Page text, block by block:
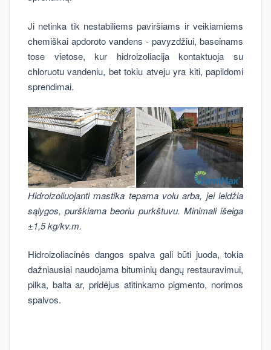
Ji netinka tik nestabiliems paviršiams ir veikiamiems
chemiškai apdoroto vandens - pavyzdžiui, baseinams
tose vietose, kur hidroizoliacija kontaktuoja su
chloruotu vandeniu, bet tokiu atveju yra kiti, papildomi
sprendimai.
Hidroizoliuojanti mastika tepama volu arba, jei leidžia
sąlygos, purškiama beoriu purkštuvu. Minimali išeiga
±1,5 kg/kv.m.
Hidroizoliacinės dangos spalva gali būti juoda, tokia
dažniausiai naudojama bituminių dangų restauravimui,
pilka, balta ar, pridėjus atitinkamo pigmento, norimos
spalvos.